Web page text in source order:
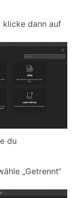
klicke dann auf
du
„Getrennt“